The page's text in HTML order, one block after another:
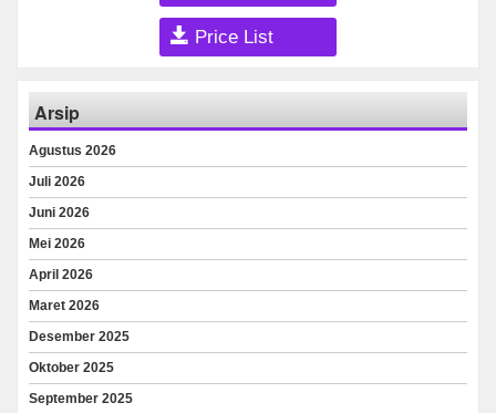
Price List
Arsip
Agustus 2026
Juli 2026
Juni 2026
Mei 2026
April 2026
Maret 2026
Desember 2025
Oktober 2025
September 2025